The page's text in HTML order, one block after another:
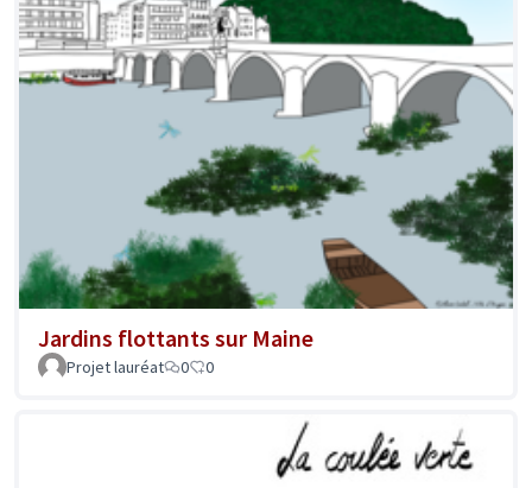
Jardins flottants sur Maine
Projet lauréat 0 0